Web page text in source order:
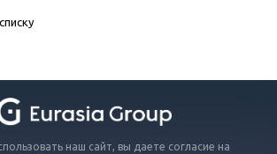
наш сайт, вы даете согласие на